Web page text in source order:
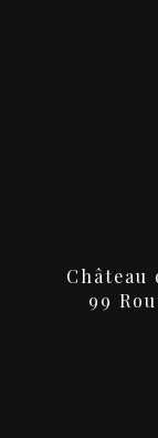
Château de Crespé, Lieu-dit Crespé
99